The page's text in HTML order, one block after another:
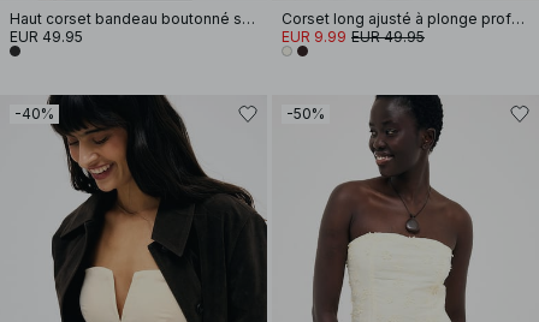
Haut corset bandeau boutonné sur le devant
EUR 49.95
Corset long ajusté à plonge profonde
EUR 9.99 EUR 49.95
-40% -50%